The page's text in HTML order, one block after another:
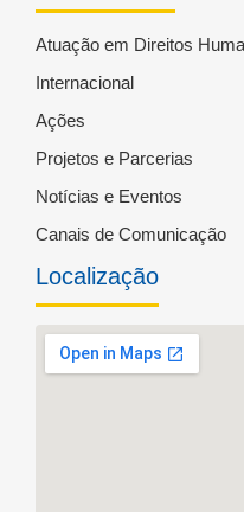
Atuação em Direitos
Internacional
Ações
Projetos e Parcerias
Notícias e Eventos
Canais de Comunicação
Localização